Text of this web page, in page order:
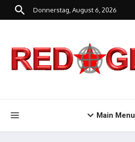
Zum Inhalt springen
Donnerstag, August 6, 2026
Main Menu